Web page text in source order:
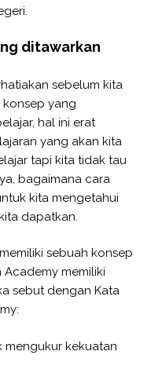
ditawarkan
sebelum kita
yang
hal ini erat
yang akan kita
tapi kita tidak tau
bagaimana cara
kita mengetahui
dapatkan.
sebuah konsep
memiliki
sebut dengan Kata
mengukur kekuatan